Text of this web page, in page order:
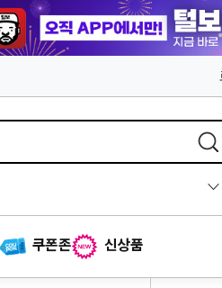
쿠폰존 신상품